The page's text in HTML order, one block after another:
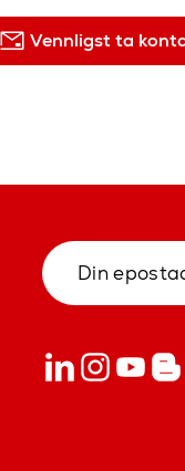
Vennligst ta